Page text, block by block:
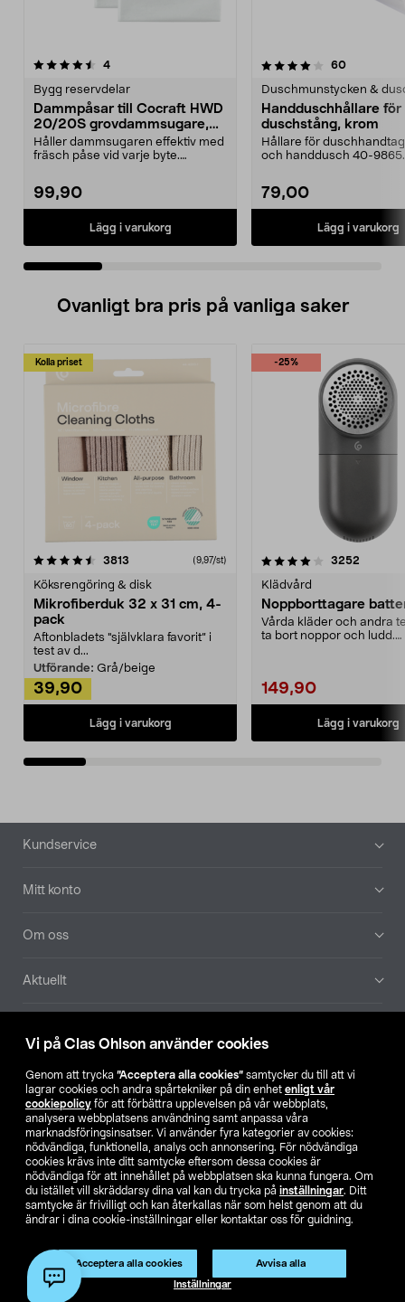
Vi på Clas Ohlson använder cookies
Genom att trycka ”Acceptera alla cookies” samtycker du till att vi
lagrar cookies och andra spårtekniker på din enhet enligt vår
cookiepolicy för att förbättra upplevelsen på vår webbplats,
analysera webbplatsens användning samt anpassa våra
marknadsföringsinsatser. Vi använder fyra kategorier av cookies:
nödvändiga, funktionella, analys och annonsering. För nödvändiga
cookies krävs inte ditt samtycke eftersom dessa cookies är
nödvändiga för att innehållet på webbplatsen ska kunna fungera. Om
du istället vill skräddarsy dina val kan du trycka på inställningar. Ditt
samtycke är frivilligt och kan återkallas när som helst genom att du
ändrar i dina cookie-inställningar eller kontaktar oss för guidning.
Acceptera alla cookies Avvisa alla
Inställningar
Produkten har utgått
Artikelnr: 50-2885
4recensioner
Bygg reservdelar
Dammpåsar till Cocraft HWD
20/20S grovdammsugare,
5-pack
Håller dammsugaren effektiv med
fräsch påse vid varje byte.
99,90
Lägg i varukorg
4.0 av 5 stjärnor 60
Duschmunstycken &
Handduschhållare
duschstång, krom
Hållare för
och handdusch 40-
79,00
Lägg i varukorg
4.5 av 5 stjärnor
Ovanligt bra pris på vanliga saker
Kolla priset
3813 (9,97/st)
Köksrengöring & disk
Mikrofiberduk 32 x 31 cm, 4-
pack
Aftonbladets "självklara favorit” i
test av d...
Utförande: Grå/beige
39,90
Lägg i varukorg
-25%
4.0av 5 stjärnor 3252
Klädvård
Noppborttagare
Vårda kläder och andra
ta bort noppor och ludd.
149,90
Lägg i varukorg
4.5av 5 stjärnor
Sidfot
Kundservice
Mitt konto
Om oss
Aktuellt
Hitta butik
SE NO FI
Ändra till priser exklusive moms